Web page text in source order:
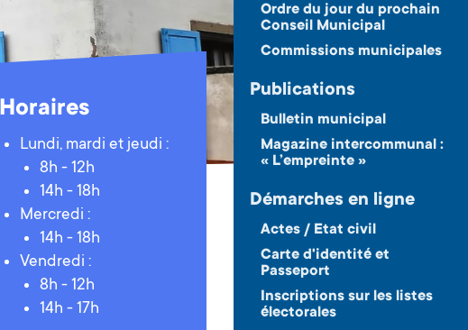
Horaires
Lundi, mardi et jeudi :
8h - 12h
14h - 18h
Mercredi :
14h - 18h
Vendredi :
8h - 12h
14h - 17h
Ordre du jour du prochain
Conseil Municipal
Commissions municipales
Publications
Bulletin municipal
Magazine intercommunal :
« L’empreinte »
Démarches en ligne
Actes / Etat civil
Carte d'identité et
Passeport
Inscriptions sur les listes
électorales